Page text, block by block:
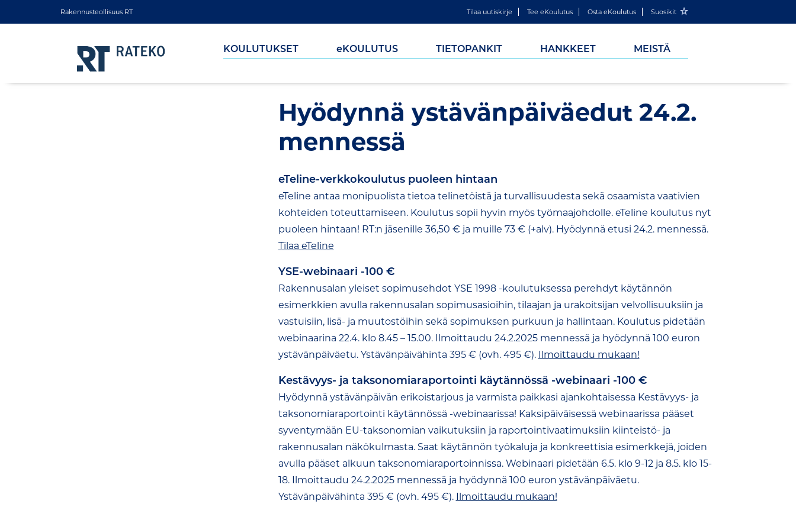
Rakennusteollisuus RT Tilaa uutiskirje Tee eKoulutus Osta eKoulutus Suosikit
KOULUTUKSET eKOULUTUS TIETOPANKIT HANKKEET MEISTÄ
Hyödynnä ystävänpäiväedut 24.2.
mennessä
eTeline-verkkokoulutus puoleen hintaan
eTeline antaa monipuolista tietoa telinetöistä ja turvallisuudesta sekä osaamista vaativien
kohteiden toteuttamiseen. Koulutus sopii hyvin myös työmaajohdolle. eTeline koulutus nyt
puoleen hintaan! RT:n jäsenille 36,50 € ja muille 73 € (+alv). Hyödynnä etusi 24.2. mennessä.
Tilaa eTeline
YSE-webinaari -100 €
Rakennusalan yleiset sopimusehdot YSE 1998 -koulutuksessa perehdyt käytännön
esimerkkien avulla rakennusalan sopimusasioihin, tilaajan ja urakoitsijan velvollisuuksiin ja
vastuisiin, lisä- ja muutostöihin sekä sopimuksen purkuun ja hallintaan. Koulutus pidetään
webinaarina 22.4. klo 8.45 – 15.00. Ilmoittaudu 24.2.2025 mennessä ja hyödynnä 100 euron
ystävänpäiväetu. Ystävänpäivähinta 395 € (ovh. 495 €). Ilmoittaudu mukaan!
Kestävyys- ja taksonomiaraportointi käytännössä -webinaari -100 €
Hyödynnä ystävänpäivän erikoistarjous ja varmista paikkasi ajankohtaisessa Kestävyys- ja
taksonomiaraportointi käytännössä -webinaarissa! Kaksipäiväisessä webinaarissa pääset
syventymään EU-taksonomian vaikutuksiin ja raportointivaatimuksiin kiinteistö- ja
rakennusalan näkökulmasta. Saat käytännön työkaluja ja konkreettisia esimerkkejä, joiden
avulla pääset alkuun taksonomiaraportoinnissa. Webinaari pidetään 6.5. klo 9-12 ja 8.5. klo 15-
18. Ilmoittaudu 24.2.2025 mennessä ja hyödynnä 100 euron ystävänpäiväetu.
Ystävänpäivähinta 395 € (ovh. 495 €). Ilmoittaudu mukaan!